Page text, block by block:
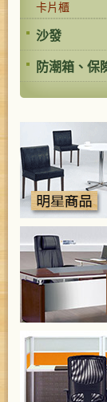
卡片櫃
沙發
防潮箱、保